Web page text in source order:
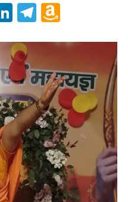
LinkedIn
Telegram
List